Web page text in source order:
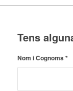
Tens
Nom i Cognoms *